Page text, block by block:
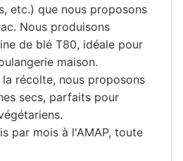
etc.) que nous proposons
Nous produisons
de blé T80, idéale pour
maison.
la récolte, nous proposons
secs, parfaits pour
par mois à l'AMAP, toute